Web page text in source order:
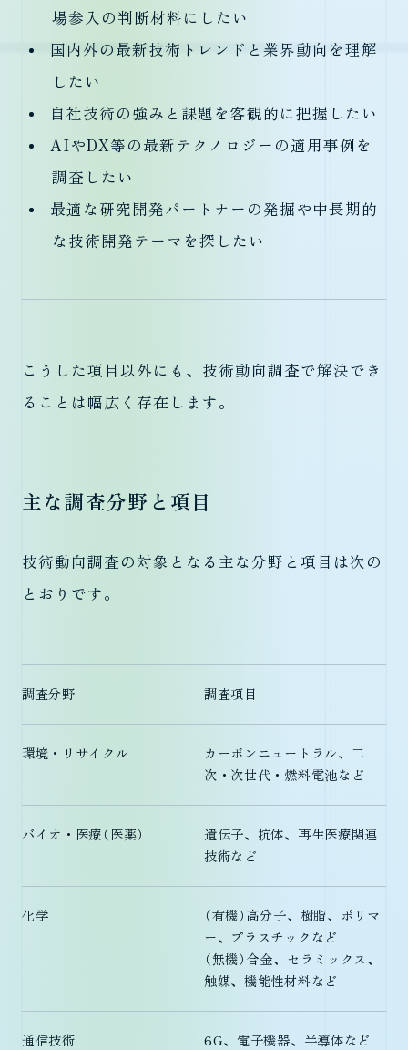
場参入の判断材料にしたい
国内外の最新技術トレンドと業界動向を理解
したい
自社技術の強みと課題を客観的に把握したい
AIやDX等の最新テクノロジーの適用事例を
調査したい
最適な研究開発パートナーの発掘や中長期的
な技術開発テーマを探したい
こうした項目以外にも、技術動向調査で解決でき
ることは幅広く存在します。
主な調査分野と項目
技術動向調査の対象となる主な分野と項目は次の
とおりです。
調査分野 調査項目
環境・リサイクル
カーボンニュートラル、二
次・次世代・燃料電池など
バイオ・医療（医薬）
遺伝子、抗体、再生医療関連
技術など
化学
（有機）高分子、樹脂、ポリマ
ー、プラスチックなど
（無機）合金、セラミックス、
触媒、機能性材料など
通信技術 6G、電子機器、半導体など